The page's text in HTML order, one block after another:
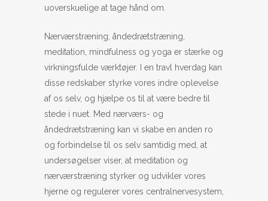
uoverskuelige at tage hånd om.
Nærværstræning, åndedrætstræning,
meditation, mindfulness og yoga er stærke og
virkningsfulde værktøjer. I en travl hverdag kan
disse redskaber styrke vores indre oplevelse
af os selv, og hjælpe os til at være bedre til
stede i nuet. Med nærværs- og
åndedrætstræning kan vi skabe en anden ro
og forbindelse til os selv samtidig med, at
undersøgelser viser, at meditation og
nærværstræning styrker og udvikler vores
hjerne og regulerer vores centralnervesystem,